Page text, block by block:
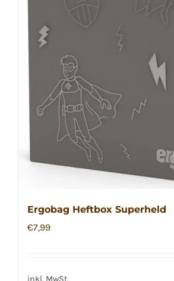
Ergobag Heftbox Superheld
€7,99
inkl. MwSt.